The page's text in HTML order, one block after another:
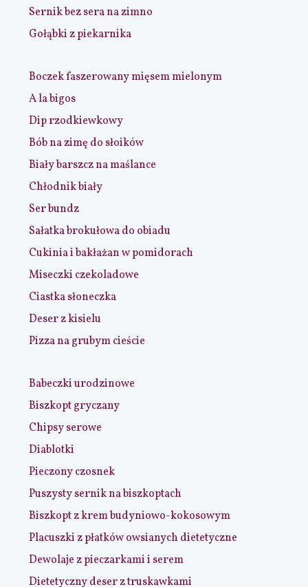
Sernik bez sera na zimno
Gołąbki z piekarnika
Boczek faszerowany mięsem mielonym
A la bigos
Dip rzodkiewkowy
Bób na zimę do słoików
Biały barszcz na maślance
Chłodnik biały
Ser bundz
Sałatka brokułowa do obiadu
Cukinia i bakłażan w pomidorach
Miseczki czekoladowe
Ciastka słoneczka
Deser z kisielu
Pizza na grubym cieście
Babeczki urodzinowe
Biszkopt gryczany
Chipsy serowe
Diablotki
Pieczony czosnek
Puszysty sernik na biszkoptach
Biszkopt z krem budyniowo-kokosowym
Placuszki z płatków owsianych dietetyczne
Dewolaje z pieczarkami i serem
Dietetyczny deser z truskawkami